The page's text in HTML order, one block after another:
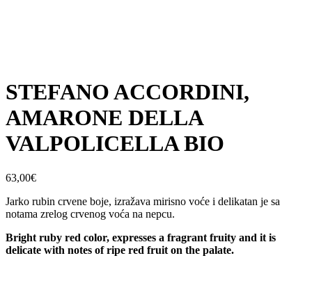
STEFANO ACCORDINI,
AMARONE DELLA
VALPOLICELLA BIO
63,00€
Jarko rubin crvene boje, izražava mirisno voće i delikatan je sa
notama zrelog crvenog voća na nepcu.
Bright ruby ​​red color, expresses a fragrant fruity and it is
delicate with notes of ripe red fruit on the palate.